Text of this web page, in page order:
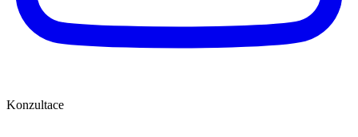
Konzultace